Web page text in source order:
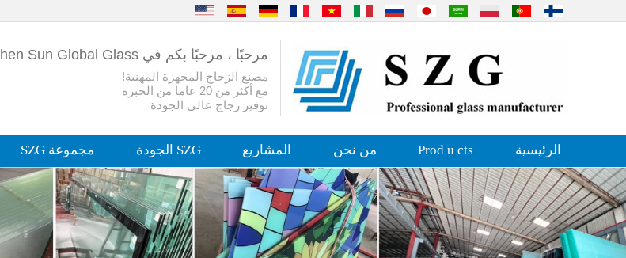
مرحبًا ، مرحبًا بكم في Shenzhen Sun Global Glass!
مصنع الزجاج المجهزة المهنية!
مع أكثر من 20 عاما من الخبرة
توفير زجاج عالي الجودة
الرئيسية Prod u cts من نحن المشاريع SZG الجودة مجموعة SZG